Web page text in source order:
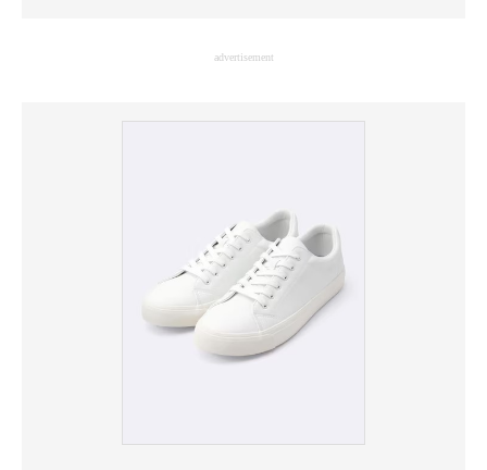
製造業のIT導入・活用を支援
エネルギーの専門メディア
建設×テクノロジーの最前線
advertisement